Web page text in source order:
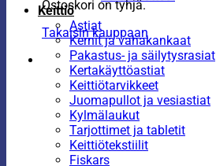
Ostoskori on tyhjä.
Takaisin kauppaan
Keittiö
Astiat
Kernit ja vahakankaat
Pakastus- ja säilytysrasiat
Kertakäyttöastiat
Keittiötarvikkeet
Juomapullot ja vesiastiat
Kylmälaukut
Tarjottimet ja tabletit
Keittiötekstiilit
Fiskars